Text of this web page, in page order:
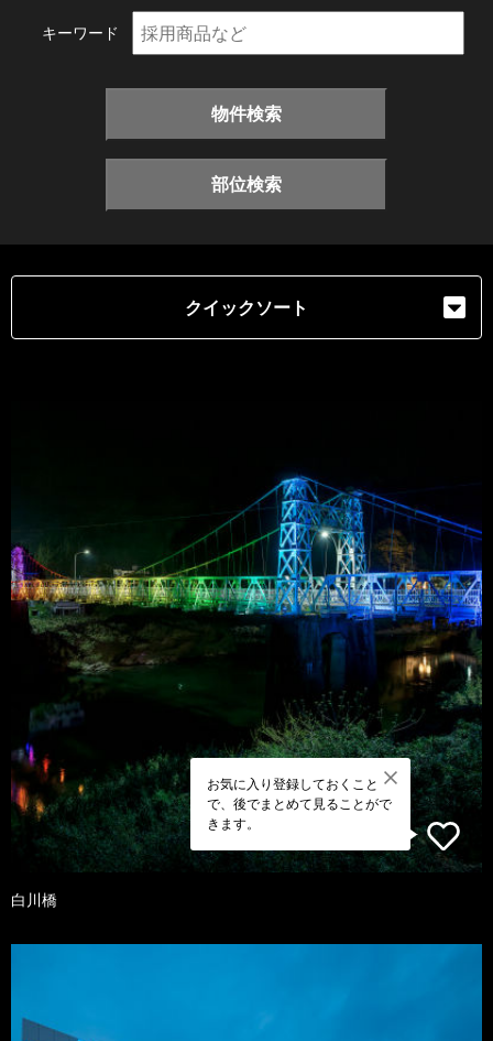
キーワード
物件検索
部位検索
クイックソート
お気に入り登録しておくこと
で、後でまとめて見ることがで
きます。
白川橋